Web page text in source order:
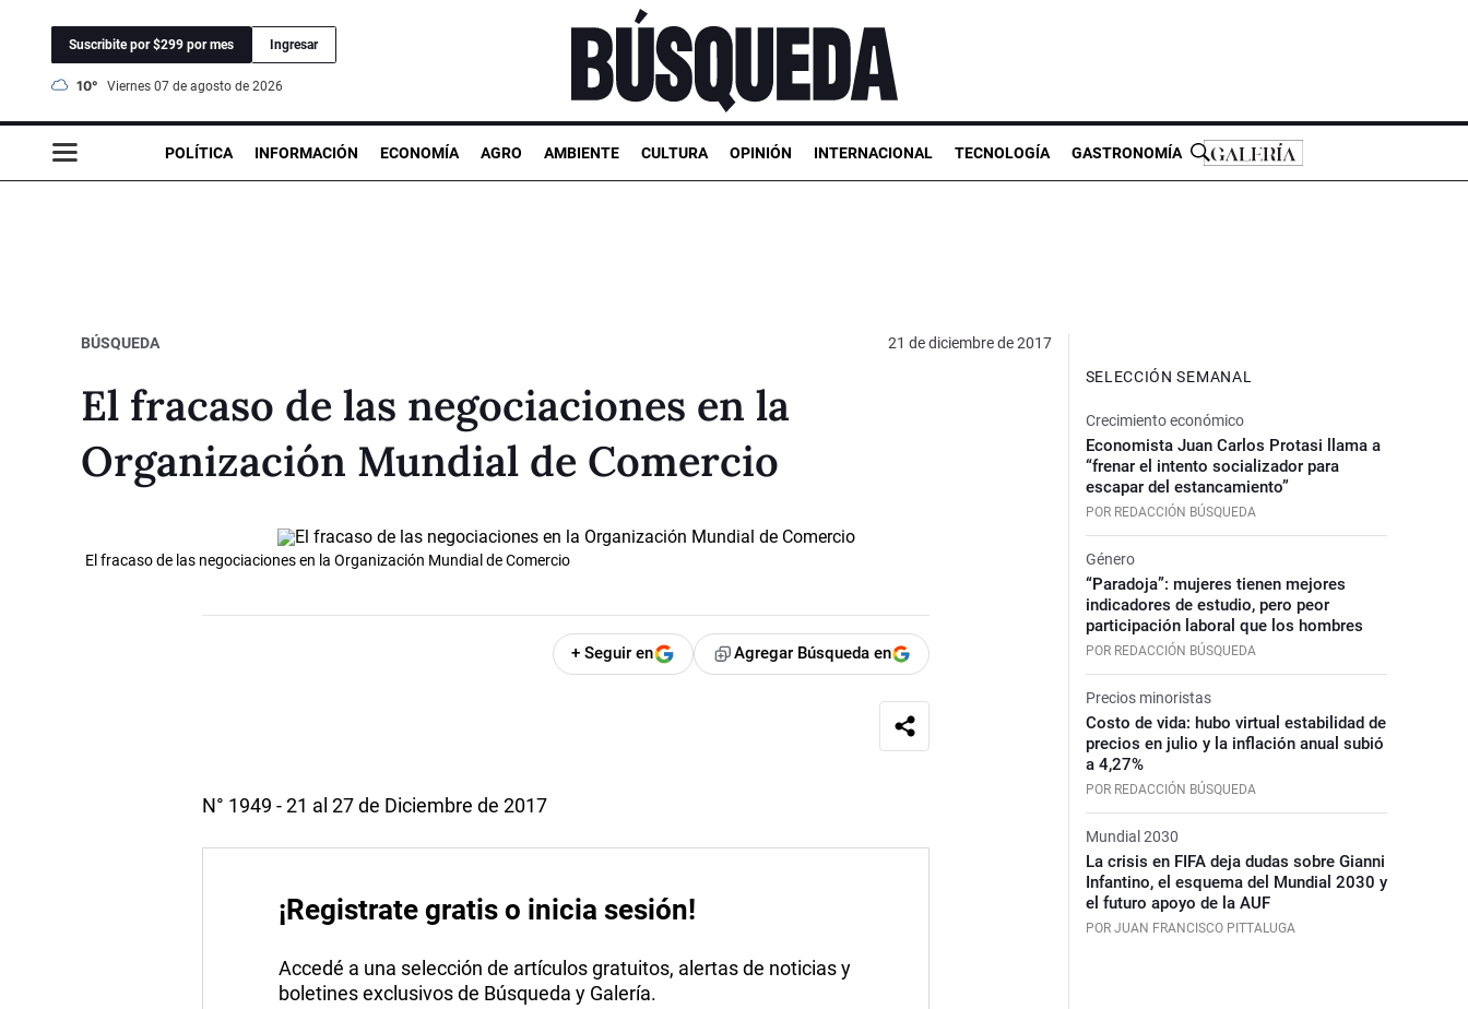
Suscribite por $299 por mes Ingresar
10° viernes 07 de agosto de 2026
POLÍTICA INFORMACIÓN ECONOMÍA AGRO AMBIENTE CULTURA OPINIÓN INTERNACIONAL TECNOLOGÍA GASTRONOMÍA
BÚSQUEDA 21 de diciembre de 2017
El fracaso de las negociaciones en la
Organización Mundial de Comercio
El fracaso de las negociaciones en la Organización Mundial de Comercio
+ Seguir en Agregar Búsqueda en
N° 1949 - 21 al 27 de Diciembre de 2017
¡Registrate gratis o inicia sesión!
Accedé a una selección de artículos gratuitos, alertas de noticias y
boletines exclusivos de Búsqueda y Galería.
SELECCIÓN SEMANAL
Crecimiento económico
Economista Juan Carlos Protasi llama a
“frenar el intento socializador para
escapar del estancamiento”
POR REDACCIÓN BÚSQUEDA
Género
“Paradoja”: mujeres tienen mejores
indicadores de estudio, pero peor
participación laboral que los hombres
POR REDACCIÓN BÚSQUEDA
Precios minoristas
Costo de vida: hubo virtual estabilidad de
precios en julio y la inflación anual subió
a 4,27%
POR REDACCIÓN BÚSQUEDA
Mundial 2030
La crisis en FIFA deja dudas sobre Gianni
Infantino, el esquema del Mundial 2030 y
el futuro apoyo de la AUF
POR JUAN FRANCISCO PITTALUGA